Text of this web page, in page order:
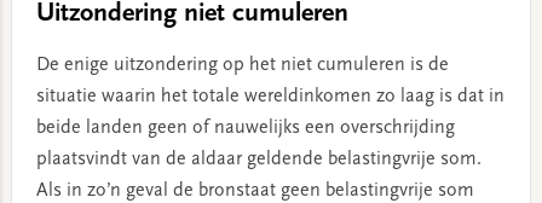
Uitzondering niet cumuleren
De enige uitzondering op het niet cumuleren is de
situatie waarin het totale wereldinkomen zo laag is dat in
beide landen geen of nauwelijks een overschrijding
plaatsvindt van de aldaar geldende belastingvrije som.
Als in zo’n geval de bronstaat geen belastingvrije som